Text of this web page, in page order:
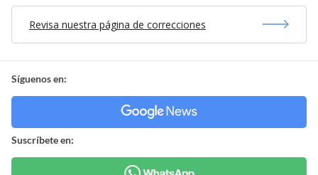
Revisa nuestra página de correcciones
Síguenos en:
Suscríbete en: